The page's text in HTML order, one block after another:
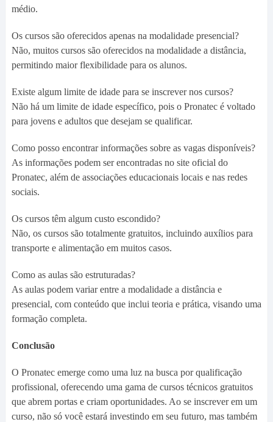
médio.
Os cursos são oferecidos apenas na modalidade presencial?
Não, muitos cursos são oferecidos na modalidade a distância,
permitindo maior flexibilidade para os alunos.
Existe algum limite de idade para se inscrever nos cursos?
Não há um limite de idade específico, pois o Pronatec é voltado
para jovens e adultos que desejam se qualificar.
Como posso encontrar informações sobre as vagas disponíveis?
As informações podem ser encontradas no site oficial do
Pronatec, além de associações educacionais locais e nas redes
sociais.
Os cursos têm algum custo escondido?
Não, os cursos são totalmente gratuitos, incluindo auxílios para
transporte e alimentação em muitos casos.
Como as aulas são estruturadas?
As aulas podem variar entre a modalidade a distância e
presencial, com conteúdo que inclui teoria e prática, visando uma
formação completa.
Conclusão
O Pronatec emerge como uma luz na busca por qualificação
profissional, oferecendo uma gama de cursos técnicos gratuitos
que abrem portas e criam oportunidades. Ao se inscrever em um
curso, não só você estará investindo em seu futuro, mas também